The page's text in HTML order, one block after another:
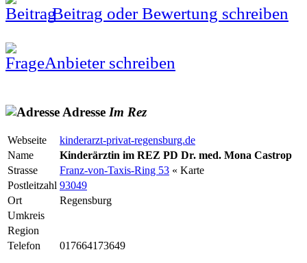
Beitrag oder Bewertung schreiben
Anbieter schreiben
Adresse Im Rez
Webseite
kinderarzt-privat-regensburg.de
Name
Kinderärztin im REZ PD Dr. med. Mona Castrop
Strasse
Franz-von-Taxis-Ring 53 « Karte
Postleitzahl 93049
Ort
Regensburg
Umkreis
Region
Telefon
017664173649